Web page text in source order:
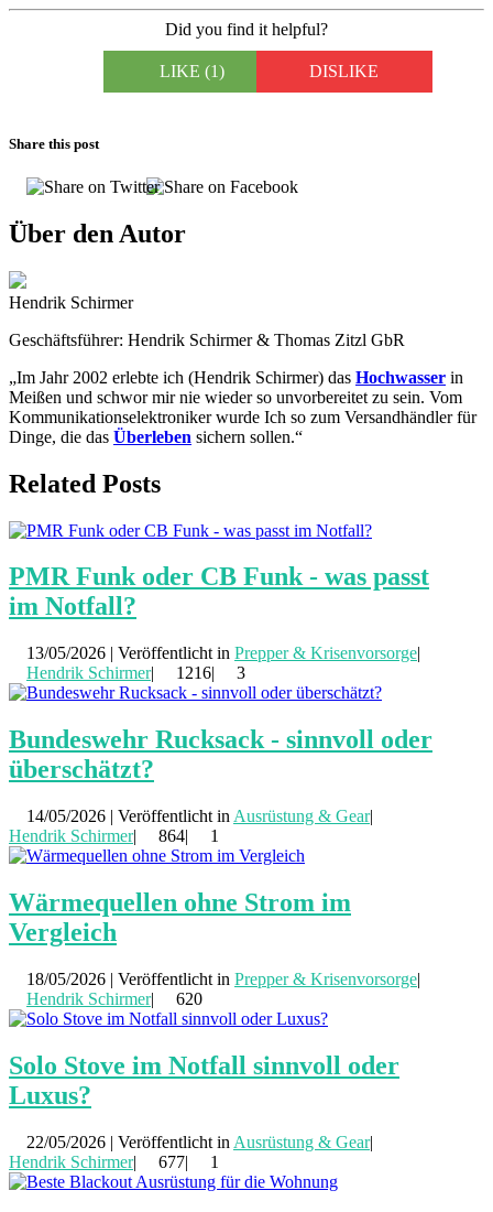
Did you find it helpful?
LIKE (1) DISLIKE
Share this post
Über den Autor
Hendrik Schirmer
Geschäftsführer: Hendrik Schirmer & Thomas Zitzl GbR
„Im Jahr 2002 erlebte ich (Hendrik Schirmer) das Hochwasser in
Meißen und schwor mir nie wieder so unvorbereitet zu sein. Vom
Kommunikationselektroniker wurde Ich so zum Versandhändler für
Dinge, die das Überleben sichern sollen.“
Related Posts
PMR Funk oder CB Funk - was passt
im Notfall?
13/05/2026 | Veröffentlicht in Prepper & Krisenvorsorge|
Hendrik Schirmer| 1216| 3
Bundeswehr Rucksack - sinnvoll oder
überschätzt?
14/05/2026 | Veröffentlicht in Ausrüstung & Gear|
Hendrik Schirmer| 864| 1
Wärmequellen ohne Strom im
Vergleich
18/05/2026 | Veröffentlicht in Prepper & Krisenvorsorge|
Hendrik Schirmer| 620
Solo Stove im Notfall sinnvoll oder
Luxus?
22/05/2026 | Veröffentlicht in Ausrüstung & Gear|
Hendrik Schirmer| 677| 1